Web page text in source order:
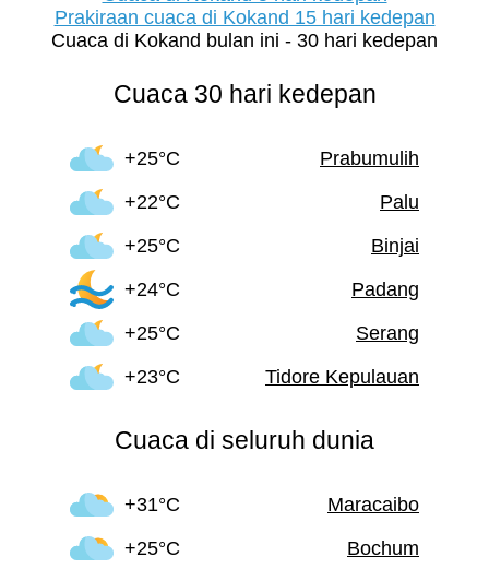
Prakiraan cuaca di Kokand 15 hari kedepan
Cuaca di Kokand bulan ini - 30 hari kedepan
Cuaca 30 hari kedepan
+25°C
Prabumulih
+22°C
Palu
+25°C
Binjai
+24°C
Padang
+25°C
Serang
+23°C
Tidore Kepulauan
Cuaca di seluruh dunia
+31°C
Maracaibo
+25°C
Bochum